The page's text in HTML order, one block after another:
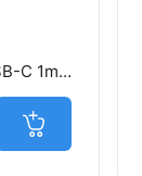
C 1m
Jetzt in den